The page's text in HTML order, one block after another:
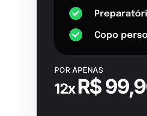
Copo
POR APENAS
12xR$